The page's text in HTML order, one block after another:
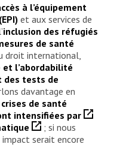
à l’équipement
et aux services de
inclusion des réfugiés
de santé
droit international,
l’abordabilité
des tests de
davantage en
crises de santé
intensifiées par
; si nous
serait encore